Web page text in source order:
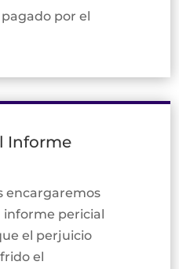
por el
Informe
encargaremos
informe pericial
el perjuicio
el